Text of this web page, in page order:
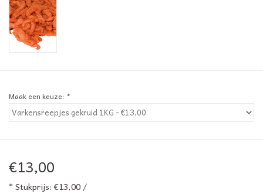
CONTACT
VIS & SCHAALDIEREN
Maak een keuze: *
€13,00
* Stukprijs: €13,00 /